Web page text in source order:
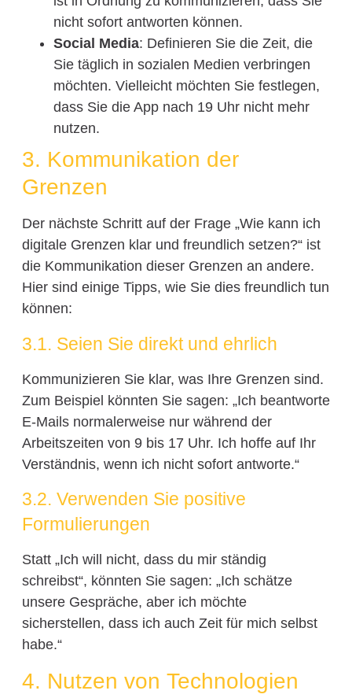
nicht sofort antworten können.
Social Media: Definieren Sie die Zeit, die
Sie täglich in sozialen Medien verbringen
möchten. Vielleicht möchten Sie festlegen,
dass Sie die App nach 19 Uhr nicht mehr
nutzen.
3. Kommunikation der
Grenzen
Der nächste Schritt auf der Frage „Wie kann ich
digitale Grenzen klar und freundlich setzen?“ ist
die Kommunikation dieser Grenzen an andere.
Hier sind einige Tipps, wie Sie dies freundlich tun
können:
3.1. Seien Sie direkt und ehrlich
Kommunizieren Sie klar, was Ihre Grenzen sind.
Zum Beispiel könnten Sie sagen: „Ich beantworte
E-Mails normalerweise nur während der
Arbeitszeiten von 9 bis 17 Uhr. Ich hoffe auf Ihr
Verständnis, wenn ich nicht sofort antworte.“
3.2. Verwenden Sie positive
Formulierungen
Statt „Ich will nicht, dass du mir ständig
schreibst“, könnten Sie sagen: „Ich schätze
unsere Gespräche, aber ich möchte
sicherstellen, dass ich auch Zeit für mich selbst
habe.“
4. Nutzen von Technologien